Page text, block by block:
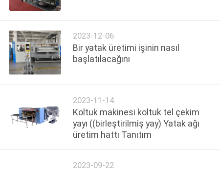
ÜRÜNLER
HAKKIMIZDA
FABRIKA
KALITE
2023-12-06
Bir yatak üretimi işinin nasıl
başlatılacağını
2023-11-14
Koltuk makinesi koltuk tel çekim
yayı ((birleştirilmiş yay) Yatak ağı
üretim hattı Tanıtım
2023-09-22